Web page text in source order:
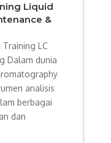
Liquid
&
LC
Dalam dunia
analisis
berbagai
dan